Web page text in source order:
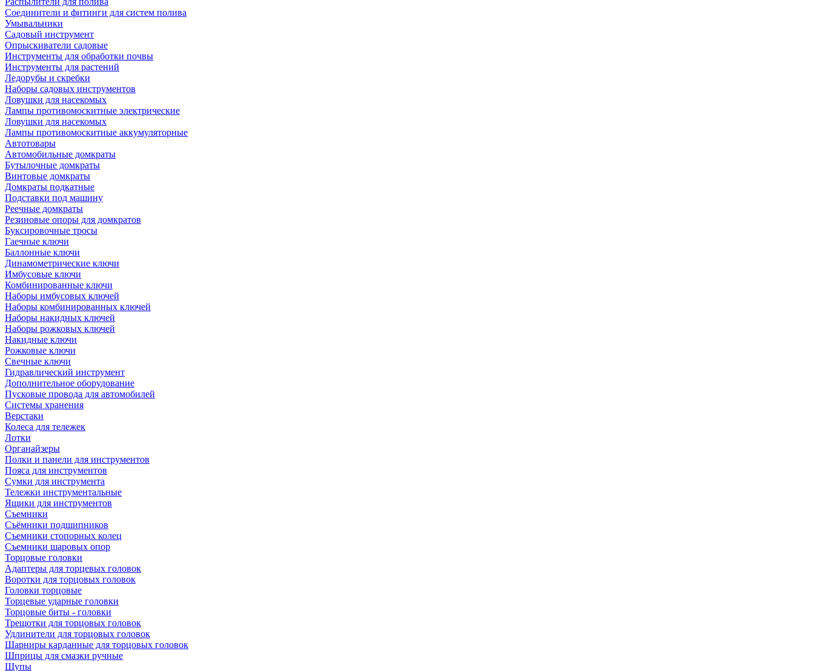
Соединители и фитинги для систем полива
Умывальники
Садовый инструмент
Опрыскиватели садовые
Инструменты для обработки почвы
Инструменты для растений
Ледорубы и скребки
Наборы садовых инструментов
Ловушки для насекомых
Лампы противомоскитные электрические
Ловушки для насекомых
Лампы противомоскитные аккумуляторные
Автотовары
Автомобильные домкраты
Бутылочные домкраты
Винтовые домкраты
Домкраты подкатные
Подставки под машину
Реечные домкраты
Резиновые опоры для домкратов
Буксировочные тросы
Гаечные ключи
Баллонные ключи
Динамометрические ключи
Имбусовые ключи
Комбинированные ключи
Наборы имбусовых ключей
Наборы комбинированных ключей
Наборы накидных ключей
Наборы рожковых ключей
Накидные ключи
Рожковые ключи
Свечные ключи
Гидравлический инструмент
Дополнительное оборудование
Пусковые провода для автомобилей
Системы хранения
Верстаки
Колеса для тележек
Лотки
Органайзеры
Полки и панели для инструментов
Пояса для инструментов
Сумки для инструмента
Тележки инструментальные
Ящики для инструментов
Съемники
Съёмники подшипников
Съемники стопорных колец
Съемники шаровых опор
Торцовые головки
Адаптеры для торцевых головок
Воротки для торцовых головок
Головки торцовые
Торцевые ударные головки
Торцовые биты - головки
Трещотки для торцовых головок
Удлинители для торцовых головок
Шарниры карданные для торцовых головок
Шприцы для смазки ручные
Щупы